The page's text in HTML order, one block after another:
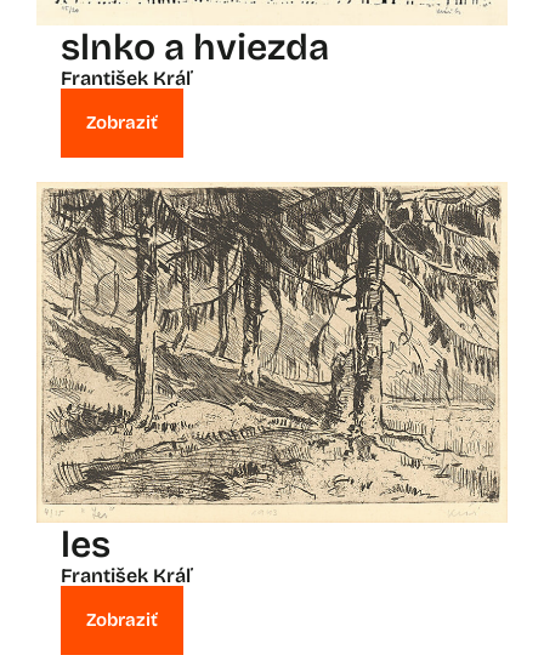
slnko a hviezda
František Kráľ
Zobraziť
les
František Kráľ
Zobraziť